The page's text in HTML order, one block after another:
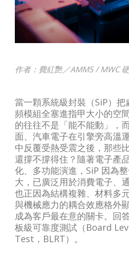
作者：費紅艷／AMMS / MWC
當一顆系統級封裝（SiP）
頻模組全塞進指甲大小的空
的往往不是「能不能動」，
面、汽車電子在引擎旁高溫
中反覆受熱受震之後，那些
還撐不撐得住？隨著電子產
化、多功能演進，SiP 因為
大，已廣泛用於消費電子、
也正因為結構複雜、材料多
與機械應力的耦合效應格外
成為客戶最在意的關卡。回
板級可靠度測試（Board
Test，BLRT）。